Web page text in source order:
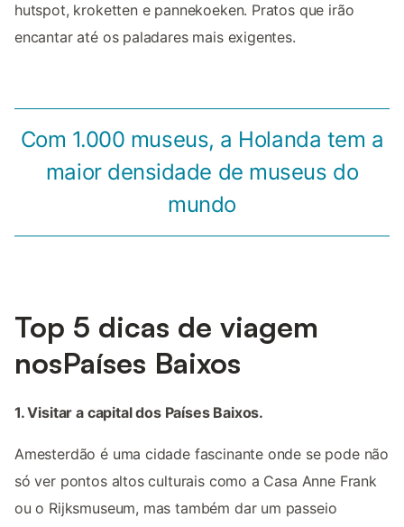
hutspot, kroketten e pannekoeken. Pratos que irão
encantar até os paladares mais exigentes.
Com 1.000 museus, a Holanda tem a
maior densidade de museus do
mundo
Top 5 dicas de viagem
nosPaíses Baixos
1. Visitar a capital dos Países Baixos.
Amesterdão é uma cidade fascinante onde se pode não
só ver pontos altos culturais como a Casa Anne Frank
ou o Rijksmuseum, mas também dar um passeio